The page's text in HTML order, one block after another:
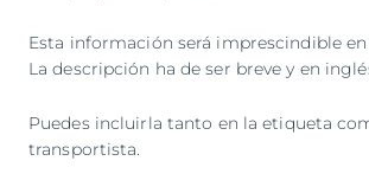
Esta información será imprescindible
La descripción ha de ser breve y en
Puedes incluirla tanto en la etiqueta
transportista.